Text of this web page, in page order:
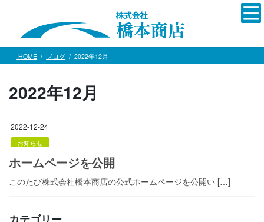
へ
ョ
HOME ブログ 2022年12月
2022年12月
2022-12-24
お知らせ
ホームページを公開
このたび株式会社橋本商店の公式ホームページを公開い […]
カテゴリー